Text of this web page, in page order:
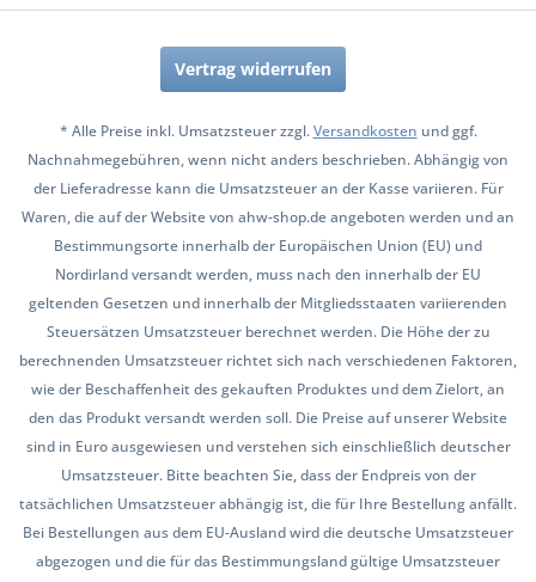
Vertrag widerrufen
* Alle Preise inkl. Umsatzsteuer zzgl.Versandkosten und ggf.
Nachnahmegebühren, wenn nicht anders beschrieben. Abhängig von
der Lieferadresse kann die Umsatzsteuer an der Kasse variieren. Für
Waren, die auf der Website von ahw-shop.de angeboten werden und an
Bestimmungsorte innerhalb der Europäischen Union (EU) und
Nordirland versandt werden, muss nach den innerhalb der EU
geltenden Gesetzen und innerhalb der Mitgliedsstaaten variierenden
Steuersätzen Umsatzsteuer berechnet werden. Die Höhe der zu
berechnenden Umsatzsteuer richtet sich nach verschiedenen Faktoren,
wie der Beschaffenheit des gekauften Produktes und dem Zielort, an
den das Produkt versandt werden soll. Die Preise auf unserer Website
sind in Euro ausgewiesen und verstehen sich einschließlich deutscher
Umsatzsteuer. Bitte beachten Sie, dass der Endpreis von der
tatsächlichen Umsatzsteuer abhängig ist, die für Ihre Bestellung anfällt.
Bei Bestellungen aus dem EU-Ausland wird die deutsche Umsatzsteuer
abgezogen und die für das Bestimmungsland gültige Umsatzsteuer